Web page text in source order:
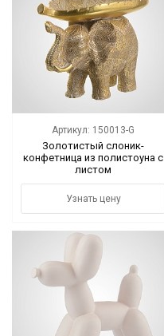
Кролики
Артикул: 150013-G
Золотистый слоник-
конфетница из полистоуна с
листом
Узнать цену